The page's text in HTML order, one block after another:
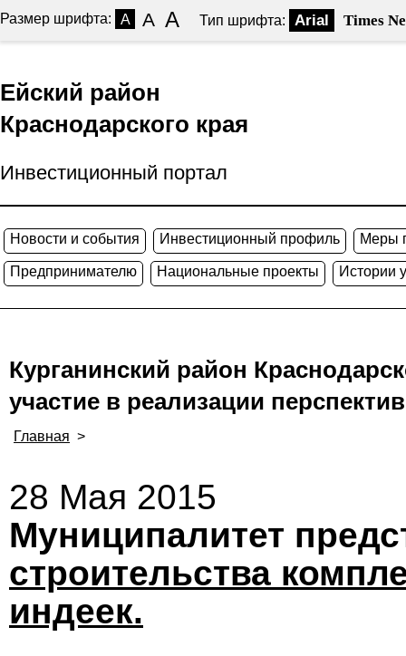
Размер шрифта: A A A Тип шрифта: Arial Times
Ейский район
Краснодарского края
Инвестиционный портал
Новости и события Инвестиционный профиль Меры
Предпринимателю Национальные проекты Истории
Курганинский район
участие в реализации
Главная >
28 Мая 2015
Муниципалитет
строительства
индеек.